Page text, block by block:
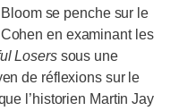
Bloom se penche sur le
en examinant les
Loserssous une
de réflexions sur le
l’historien Martin Jay